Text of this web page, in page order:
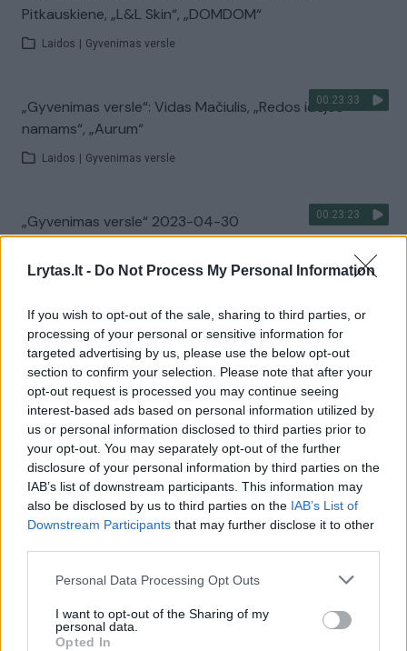
Lrytas.lt - Do Not Process My Personal Information
If you wish to opt-out of the sale, sharing to third parties, or
processing of your personal or sensitive information for
targeted advertising by us, please use the below opt-out
section to confirm your selection. Please note that after your
opt-out request is processed you may continue seeing
interest-based ads based on personal information utilized by
us or personal information disclosed to third parties prior to
your opt-out. You may separately opt-out of the further
disclosure of your personal information by third parties on the
IAB’s list of downstream participants. This information may
also be disclosed by us to third parties on the IAB’s List of
Downstream Participants that may further disclose it to other
Personal Data Processing Opt Outs
I want to opt-out of the Sharing of my
personal data.
Opted In
Pitkauskiene, „L&L Skin“, „DOMDOM“
Laidos Gyvenimas versle
00:23:33
„Gyvenimas versle“: Vidas Mačiulis, „Redos idėjos
namams“, „Aurum“
Laidos Gyvenimas versle
00:23:23
„Gyvenimas versle“ 2023-04-30
00:22:08
„Gyvenimas versle“ 2023-04-23
Gyvenimas versle
00:23:13
„Gyvenimas versle“ 2023-04-16
Laidos | Gyvenimas versle
00:01:44
„Pravalturo“ direktorius V. Mikaitis atvirauja apie savo
organizuojamą festivalį: apmaudu dėl vieno dalyko
Žinios | Verslas
„Gyvenimas versle“ 2023-04-09
Laidos | Gyvenimas versle